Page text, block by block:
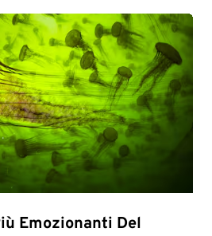
Emozionanti Del